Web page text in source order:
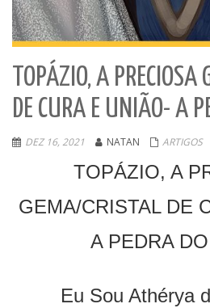
TOPÁZIO, A
DE CURA E UNIÃO- A
DEZ 16, 2021 NATAN ARTIGOS
TOPÁZIO, A
GEMA/CRISTAL DE
A PEDRA
Eu Sou Athérya